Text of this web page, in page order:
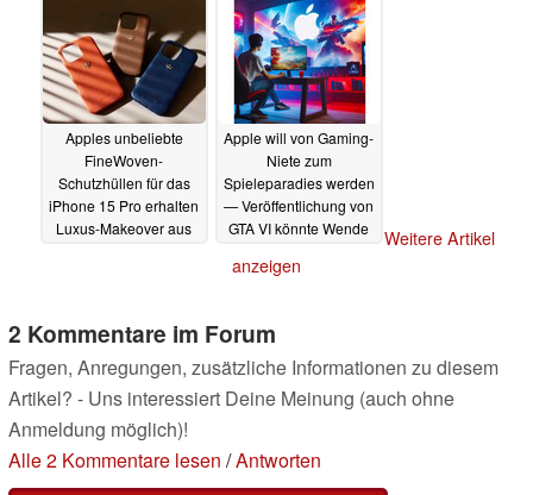
Apples unbeliebte
FineWoven-
Schutzhüllen für das
iPhone 15 Pro erhalten
Luxus-Makeover aus
Apple will von Gaming-
Niete zum
Spieleparadies werden
— Veröffentlichung von
GTA VI könnte Wende
Weitere Artikel
anzeigen
2 Kommentare im Forum
Fragen, Anregungen, zusätzliche Informationen zu diesem
Artikel? - Uns interessiert Deine Meinung (auch ohne
Anmeldung möglich)!
Alle 2 Kommentare lesen /Antworten